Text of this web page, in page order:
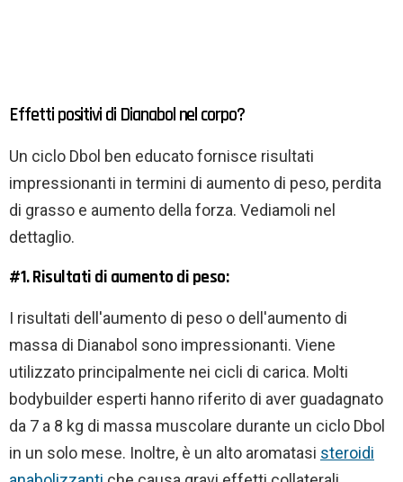
Effetti positivi di Dianabol nel corpo?
Un ciclo Dbol ben educato fornisce risultati
impressionanti in termini di aumento di peso, perdita
di grasso e aumento della forza. Vediamoli nel
dettaglio.
#1. Risultati di aumento di peso:
I risultati dell'aumento di peso o dell'aumento di
massa di Dianabol sono impressionanti. Viene
utilizzato principalmente nei cicli di carica. Molti
bodybuilder esperti hanno riferito di aver guadagnato
da 7 a 8 kg di massa muscolare durante un ciclo Dbol
in un solo mese. Inoltre, è un alto aromatasi steroidi